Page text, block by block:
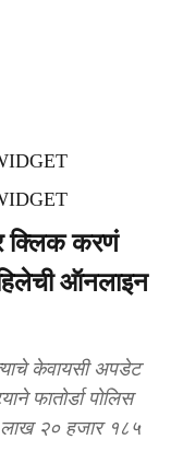
क्लिक करणं
ऑनलाइन
केवायसी अपडेट
फातोर्डा पोलिस
लाख २० हजार १८५